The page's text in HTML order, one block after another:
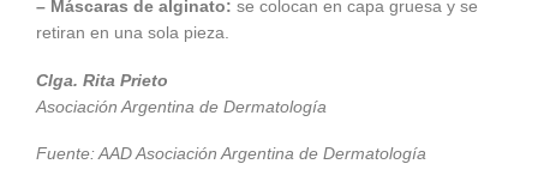
– Máscaras de alginato: se colocan en capa gruesa y se
retiran en una sola pieza.
Clga. Rita Prieto
Asociación Argentina de Dermatología
Fuente: AAD Asociación Argentina de Dermatología